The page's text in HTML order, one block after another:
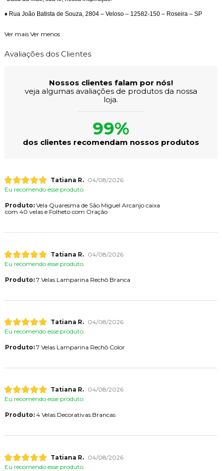
♦ Rua João Batista de Souza, 2804 – Veloso – 12582-150 – Roseira – SP
Ver mais Ver menos
Avaliações dos Clientes
Nossos clientes falam por nós!
veja algumas avaliações de produtos da nossa
loja.
99%
dos clientes recomendam nossos produtos
Tatiana R.
04/08/2026
Eu recomendo esse produto.
Produto:Vela Quaresma de São Miguel Arcanjo caixa
com 40 velas e Folheto com Oração
Tatiana R.
04/08/2026
Eu recomendo esse produto.
Produto:7 Velas Lamparina Rechô Branca
Tatiana R.
04/08/2026
Eu recomendo esse produto.
Produto:7 Velas Lamparina Rechô Color
Tatiana R.
04/08/2026
Eu recomendo esse produto.
Produto:4 Velas Decorativas Brancas
Tatiana R.
04/08/2026
Eu recomendo esse produto.